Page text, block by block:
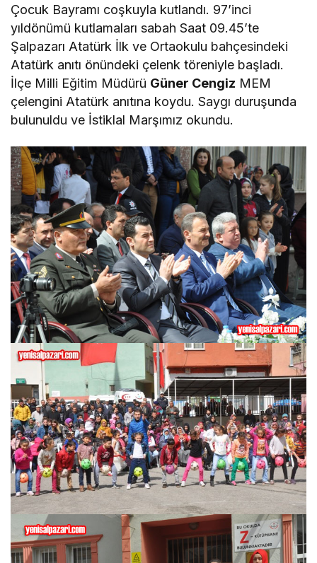
Çocuk Bayramı coşkuyla kutlandı. 97’inci
yıldönümü kutlamaları sabah Saat 09.45’te
Şalpazarı Atatürk İlk ve Ortaokulu bahçesindeki
Atatürk anıtı önündeki çelenk töreniyle başladı.
İlçe Milli Eğitim Müdürü Güner Cengiz MEM
çelengini Atatürk anıtına koydu. Saygı duruşunda
bulunuldu ve İstiklal Marşımız okundu.